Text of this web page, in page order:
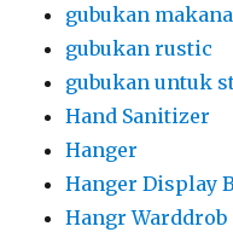
gubukan
gubukan rustic
gubukan untuk
Hand Sanitizer
Hanger
Hanger Display
Hangr Warddrob